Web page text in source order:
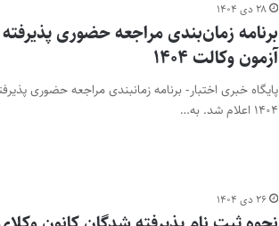
۲۸ دی ۱۴۰۴
برنامه زمان‌بندی مراجعه حضوری
آزمون وکالت ۱۴۰۴
پایگاه خبری اختبار- برنامه زمانبندی مراجعه حضوری
۱۴۰۴ اعلام شد. به…
۲۶ دی ۱۴۰۴